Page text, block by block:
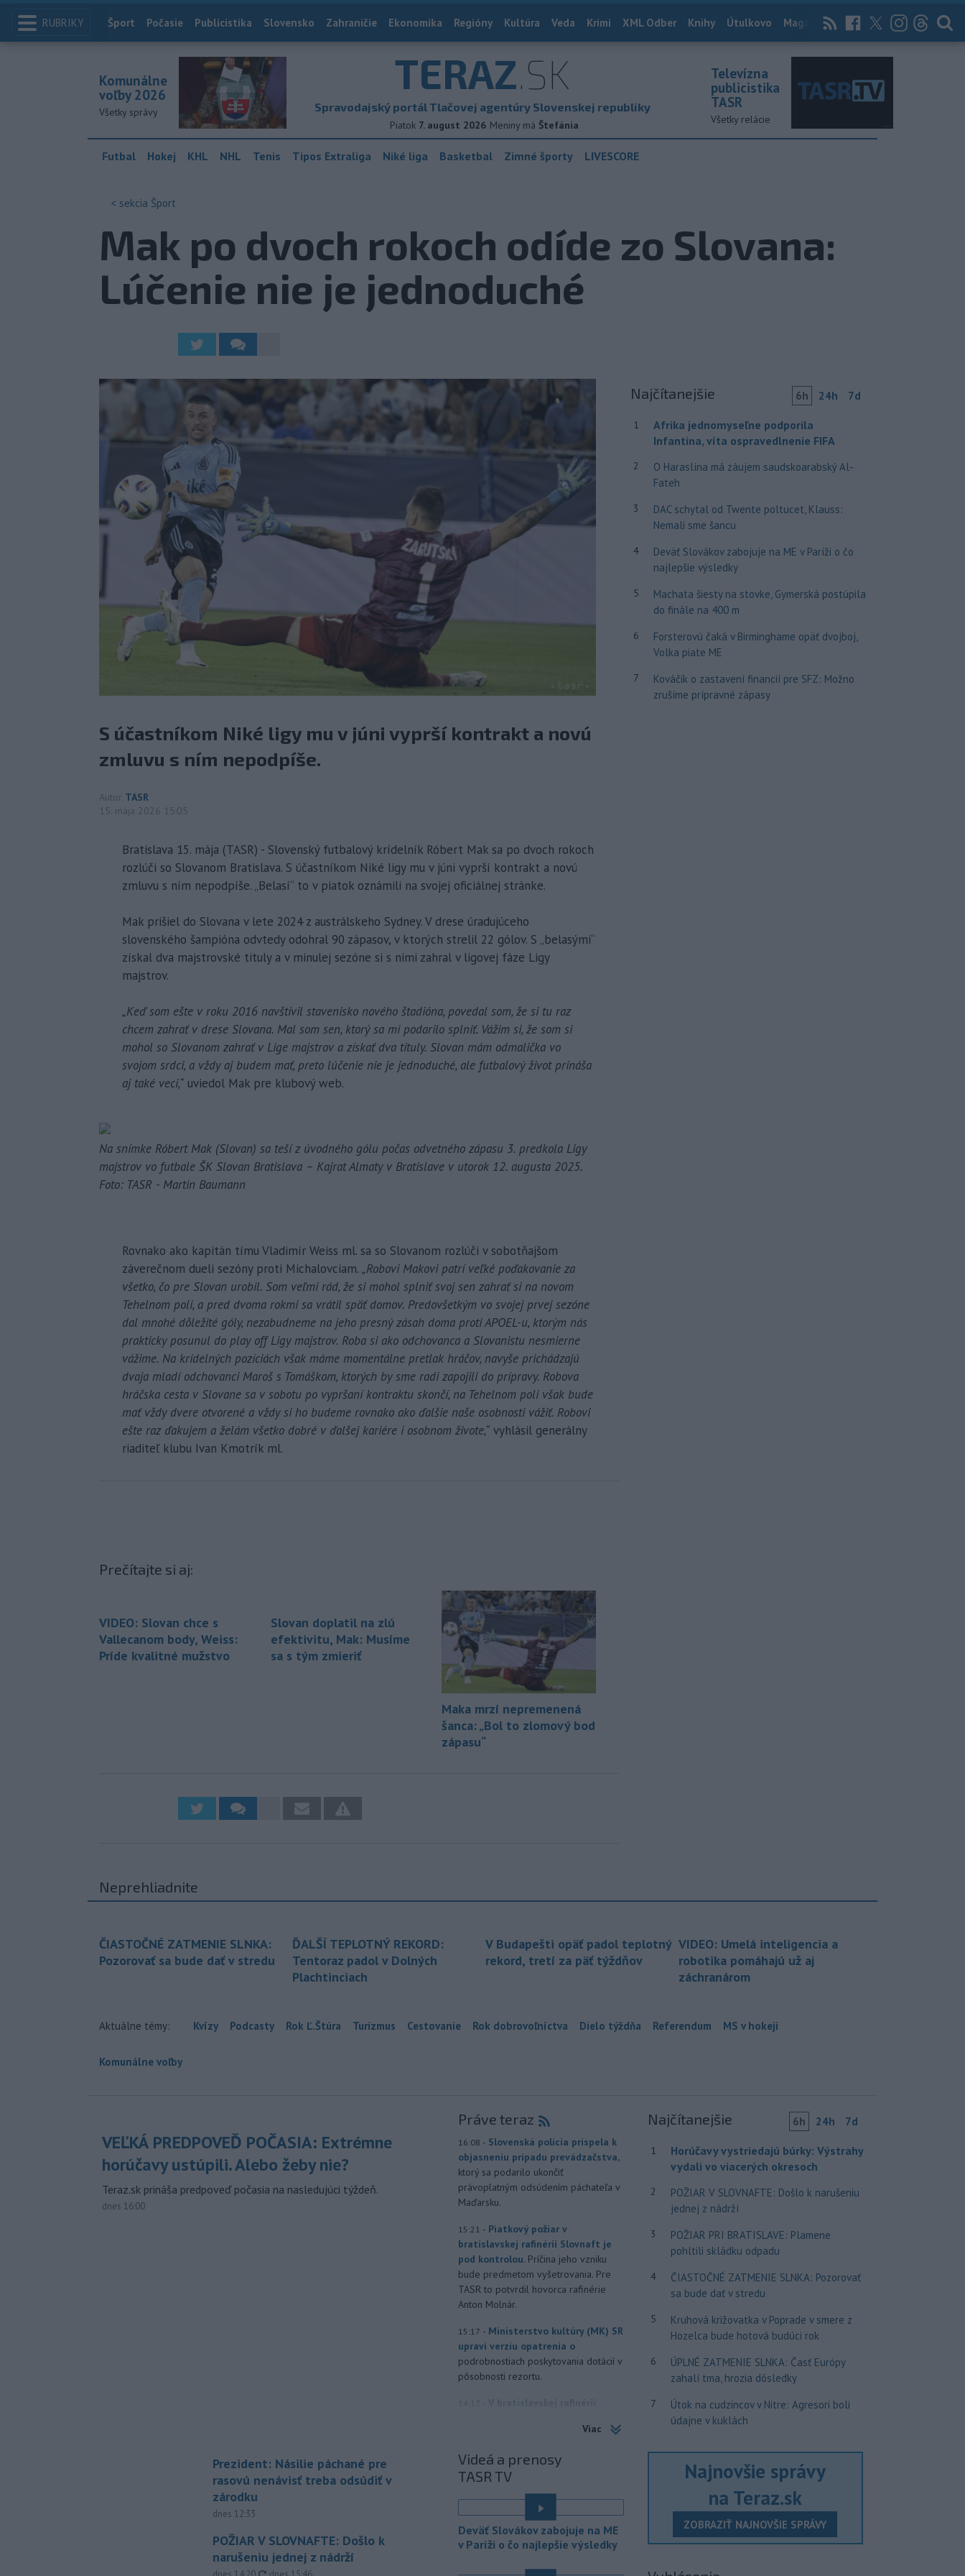
RUBRIKY Index
Šport Počasie Publicistika Slovensko Zahraničie Ekonomika Regióny Kultúra Veda Krimi XML Odber Knihy Útulkovo Magazín News Now Archív
TERAZ.SK
Spravodajský portál Tlačovej agentúry Slovenskej republiky
Piatok 7. august 2026 Meniny má Štefánia
Komunálne
voľby 2026
Všetky správy
Televízna
publicistika
TASR
Všetky relácie
Futbal Hokej KHL NHL Tenis Tipos Extraliga Niké liga Basketbal Zimné športy LIVESCORE
< sekcia Šport
Mak po dvoch rokoch odíde zo Slovana:
Lúčenie nie je jednoduché
S účastníkom Niké ligy mu v júni vyprší kontrakt a novú
zmluvu s ním nepodpíše.
Autor TASR
15. mája 2026 15:05
Bratislava 15. mája (TASR) - Slovenský futbalový krídelník Róbert Mak sa po dvoch rokoch
rozlúči so Slovanom Bratislava. S účastníkom Niké ligy mu v júni vyprší kontrakt a novú
zmluvu s ním nepodpíše. „Belasí“ to v piatok oznámili na svojej oficiálnej stránke.
Mak prišiel do Slovana v lete 2024 z austrálskeho Sydney. V drese úradujúceho
slovenského šampióna odvtedy odohral 90 zápasov, v ktorých strelil 22 gólov. S „belasými“
získal dva majstrovské tituly a v minulej sezóne si s nimi zahral v ligovej fáze Ligy
majstrov.
„Keď som ešte v roku 2016 navštívil stavenisko nového štadióna, povedal som, že si tu raz
chcem zahrať v drese Slovana. Mal som sen, ktorý sa mi podarilo splniť. Vážim si, že som si
mohol so Slovanom zahrať v Lige majstrov a získať dva tituly. Slovan mám odmalička vo
svojom srdci, a vždy aj budem mať, preto lúčenie nie je jednoduché, ale futbalový život prináša
aj také veci,“ uviedol Mak pre klubový web.
Na snímke Róbert Mak (Slovan) sa teší z úvodného gólu počas odvetného zápasu 3. predkola Ligy
majstrov vo futbale ŠK Slovan Bratislava – Kajrat Almaty v Bratislave v utorok 12. augusta 2025.
Foto: TASR - Martin Baumann
Rovnako ako kapitán tímu Vladimír Weiss ml. sa so Slovanom rozlúči v sobotňajšom
záverečnom dueli sezóny proti Michalovciam. „Robovi Makovi patrí veľké poďakovanie za
všetko, čo pre Slovan urobil. Som veľmi rád, že si mohol splniť svoj sen zahrať si na novom
Tehelnom poli, a pred dvoma rokmi sa vrátil späť domov. Predovšetkým vo svojej prvej sezóne
dal mnohé dôležité góly, nezabudneme na jeho presný zásah doma proti APOEL-u, ktorým nás
prakticky posunul do play off Ligy majstrov. Roba si ako odchovanca a Slovanistu nesmierne
vážime. Na krídelných pozíciách však máme momentálne pretlak hráčov, navyše prichádzajú
dvaja mladí odchovanci Maroš s Tomáškom, ktorých by sme radi zapojili do prípravy. Robova
hráčska cesta v Slovane sa v sobotu po vypršaní kontraktu skončí, na Tehelnom poli však bude
mať vždy dvere otvorené a vždy si ho budeme rovnako ako ďalšie naše osobnosti vážiť. Robovi
ešte raz ďakujem a želám všetko dobré v ďalšej kariére i osobnom živote,“ vyhlásil generálny
riaditeľ klubu Ivan Kmotrík ml.
Prečítajte si aj:
VIDEO: Slovan chce s
Vallecanom body, Weiss:
Príde kvalitné mužstvo
Slovan doplatil na zlú
efektivitu, Mak: Musíme
sa s tým zmieriť
Maka mrzí nepremenená
šanca: „Bol to zlomový bod
zápasu“
Najčítanejšie 6h 24h 7d
1
Afrika jednomyseľne podporila
Infantina, víta ospravedlnenie FIFA
2
O Haraslína má záujem saudskoarabský Al-
Fateh
3
DAC schytal od Twente poltucet, Klauss:
Nemali sme šancu
4
Deväť Slovákov zabojuje na ME v Paríži o čo
najlepšie výsledky
5
Machata šiesty na stovke, Gymerská postúpila
do finále na 400 m
6
Forsterovú čaká v Birminghame opäť dvojboj,
Volka piate ME
7
Kováčik o zastavení financií pre SFZ: Možno
zrušíme prípravné zápasy
Neprehliadnite
ČIASTOČNÉ ZATMENIE SLNKA:
Pozorovať sa bude dať v stredu
ĎALŠÍ TEPLOTNÝ REKORD:
Tentoraz padol v Dolných
Plachtinciach
V Budapešti opäť padol teplotný
rekord, tretí za päť týždňov
VIDEO: Umelá inteligencia a
robotika pomáhajú už aj
záchranárom
Aktuálne témy: Kvízy Podcasty Rok Ľ.Štúra Turizmus Cestovanie Rok dobrovoľníctva Dielo týždňa Referendum MS v hokeji
Komunálne voľby
VEĽKÁ PREDPOVEĎ POČASIA: Extrémne
horúčavy ustúpili. Alebo žeby nie?
Teraz.sk prináša predpoveď počasia na nasledujúci týždeň.
dnes 16:00
Prezident: Násilie páchané pre
rasovú nenávisť treba odsúdiť v
zárodku
dnes 12:33
POŽIAR V SLOVNAFTE: Došlo k
narušeniu jednej z nádrží
aktualizované
Práve teraz
16:08 - Slovenská polícia prispela k
objasneniu prípadu prevádzačstva,
ktorý sa podarilo ukončiť
právoplatným odsúdením páchateľa v
Maďarsku.
15:21 - Piatkový požiar v
bratislavskej rafinérii Slovnaft je
pod kontrolou. Príčina jeho vzniku
bude predmetom vyšetrovania. Pre
TASR to potvrdil hovorca rafinérie
Anton Molnár.
15:17 - Ministerstvo kultúry (MK) SR
upraví verziu opatrenia o
podrobnostiach poskytovania dotácií v
pôsobnosti rezortu.
V bratislavskej rafinérii
TASR o tom informovala
nebezpečenstvo.
na festivale môže byť vyššia
úroveň hluku. Je preto dobré držať sa
ďalej od reproduktorov, používať
chrániče sluchu či dodržiavať
Viac
Videá a prenosy
TASR TV
Deväť Slovákov zabojuje na ME
v Paríži o čo najlepšie výsledky
Najčítanejšie 6h 24h 7d
1
Horúčavy vystriedajú búrky: Výstrahy
vydali vo viacerých okresoch
2
POŽIAR V SLOVNAFTE: Došlo k narušeniu
jednej z nádrží
3
POŽIAR PRI BRATISLAVE: Plamene
pohltili skládku odpadu
4
ČIASTOČNÉ ZATMENIE SLNKA: Pozorovať
sa bude dať v stredu
5
Kruhová križovatka v Poprade v smere z
Hozelca bude hotová budúci rok
6
ÚPLNÉ ZATMENIE SLNKA: Časť Európy
zahalí tma, hrozia dôsledky
7
Útok na cudzincov v Nitre: Agresori boli
údajne v kuklách
Najnovšie správy
na Teraz.sk
ZOBRAZIŤ NAJNOVŠIE SPRÁVY